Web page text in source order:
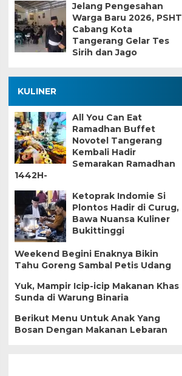
Jelang Pengesahan
Warga Baru 2026, PSHT
Cabang Kota
Tangerang Gelar Tes
Sirih dan Jago
KULINER
All You Can Eat
Ramadhan Buffet
Novotel Tangerang
Kembali Hadir
Semarakan Ramadhan
1442H-
Ketoprak Indomie Si
Plontos Hadir di Curug,
Bawa Nuansa Kuliner
Bukittinggi
Weekend Begini Enaknya Bikin
Tahu Goreng Sambal Petis Udang
Yuk, Mampir Icip-icip Makanan Khas
Sunda di Warung Binaria
Berikut Menu Untuk Anak Yang
Bosan Dengan Makanan Lebaran